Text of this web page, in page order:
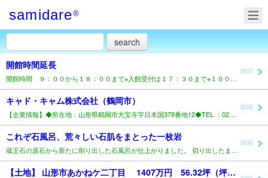
samidare®
開館時間延長
開館時間 ９：００から１８：００まで※入館受付は１７：３０まで※１００名城スタンプ、マンホールカード..
8/07
キャド・キャム株式会社（鶴岡市）
【企業情報】◆所在地：山形県鶴岡市大宝寺字日本国378番地12◆TEL ：0235-25-1211◆..
8/06
これぞ石風呂、荒々しい石肌をまとった一枚岩
蔵王石の原石から新たに削り出した石風呂が仕上がりました。 切り出したままの荒々しい石肌を大きく残し、..
8/06
【土地】 山形市あかねケ二丁目 1407万円 56.32坪（坪24.98万円）..